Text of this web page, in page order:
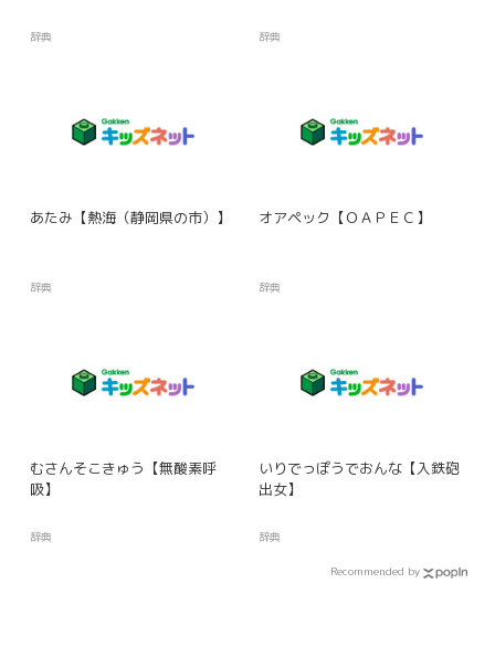
辞典 辞典
あたみ【熱海（静岡県の市）】
辞典
オアペック【ＯＡＰＥＣ】
辞典
むさんそこきゅう【無酸素呼
吸】
辞典
いりでっぽうでおんな【入鉄砲
出女】
辞典
Recommended by